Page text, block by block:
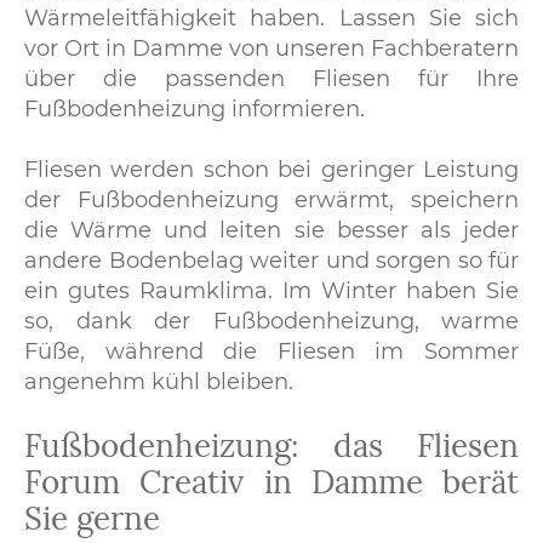
Wärmeleitfähigkeit haben. Lassen Sie sich
vor Ort in Damme von unseren Fachberatern
über die passenden Fliesen für Ihre
Fußbodenheizung informieren.
Fliesen werden schon bei geringer Leistung
der Fußbodenheizung erwärmt, speichern
die Wärme und leiten sie besser als jeder
andere Bodenbelag weiter und sorgen so für
ein gutes Raumklima. Im Winter haben Sie
so, dank der Fußbodenheizung, warme
Füße, während die Fliesen im Sommer
angenehm kühl bleiben.
Fußbodenheizung: das Fliesen
Forum Creativ in Damme berät
Sie gerne